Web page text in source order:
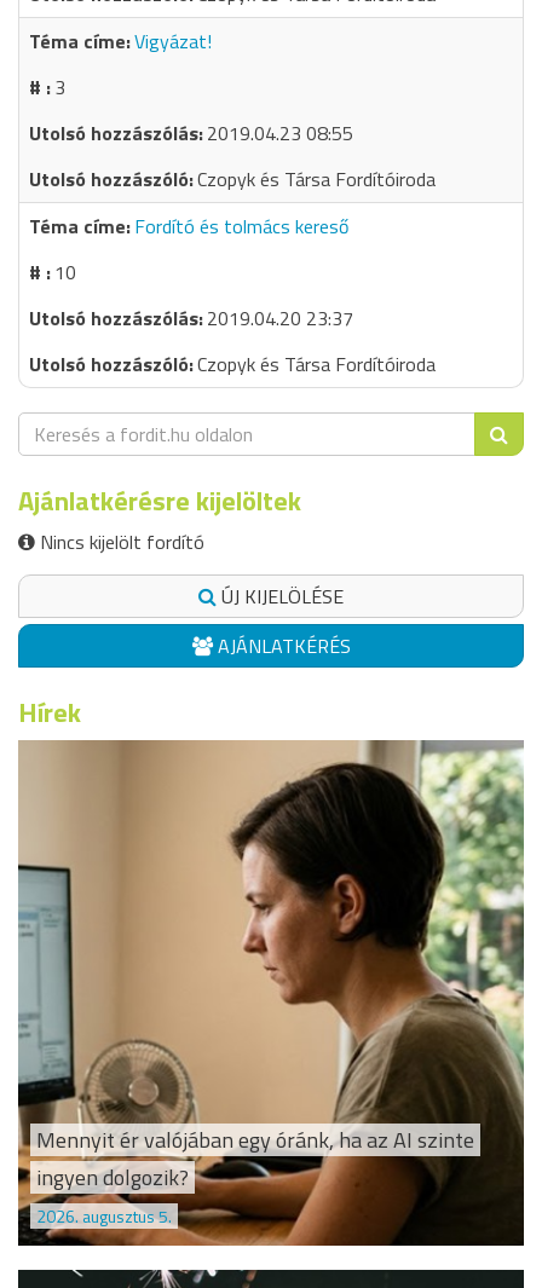
Vigyázat!
3
2019.04.23 08:55
Czopyk és Társa Fordítóiroda
Fordító és tolmács kereső
10
2019.04.20 23:37
Czopyk és Társa Fordítóiroda
Ajánlatkérésre kijelöltek
Nincs kijelölt fordító
ÚJ KIJELÖLÉSE
AJÁNLATKÉRÉS
Hírek
Mennyit ér valójában egy óránk, ha az AI szinte
ingyen dolgozik?
2026. augusztus 5.